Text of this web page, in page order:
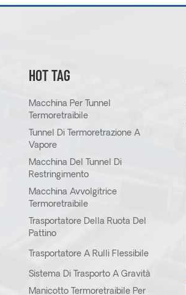
HOT TAG
Macchina Per Tunnel
Termoretraibile
Tunnel Di Termoretrazione A
Vapore
Macchina Del Tunnel Di
Restringimento
Macchina Avvolgitrice
Termoretraibile
Trasportatore Della Ruota Del
Pattino
Trasportatore A Rulli Flessibile
Sistema Di Trasporto A Gravità
Manicotto Termoretraibile Per